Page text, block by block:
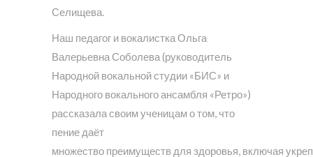
Селищева.
Наш педагог и вокалистка Ольга
Валерьевна Соболева (руководитель
Народной вокальной студии «БИС» и
Народного вокального ансамбля «Ретро»)
рассказала своим ученицам о том, что
пение даёт
множество преимуществ для здоровья, включая